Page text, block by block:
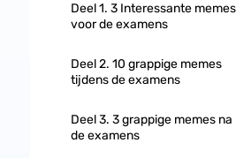
Deel 1. 3 Interessante memes
voor de examens
Deel 2. 10 grappige memes
tijdens de examens
Deel 3. 3 grappige memes na
de examens